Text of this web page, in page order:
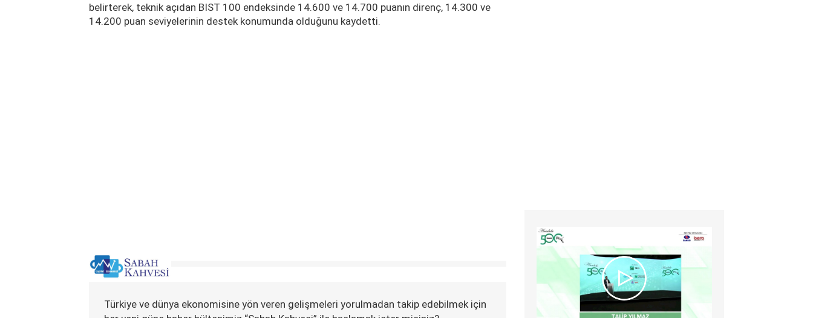
belirterek, teknik açıdan BIST 100 endeksinde 14.600 ve 14.700 puanın direnç, 14.300 ve
14.200 puan seviyelerinin destek konumunda olduğunu kaydetti.
Türkiye ve dünya ekonomisine yön veren gelişmeleri yorulmadan takip edebilmek için